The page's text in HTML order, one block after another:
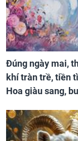
Đúng ngày mai,
khí tràn trề, tiền
Hoa giàu sang,